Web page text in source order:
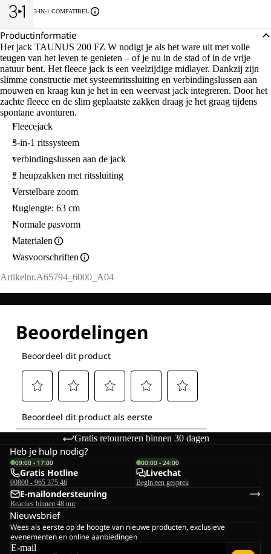
AFBEELDING
OPENEN
IN
VOLLEDIG
SCHERM
ONS
MODEL
170
CM
LANG
EN
DRAAGT
MAAT
M
3-IN-1 COMPATIBEL
Productinformatie
Het jack TAUNUS 200 FZ W nodigt je als het ware uit met volle
teugen van het leven te genieten – of je nu in de stad of in de vrije
natuur bent. Het fleece jack is een veelzijdige midlayer. Dankzij zijn
slimme constructie met systeemritssluiting en verbindingslussen aan
mouwen en kraag kun je het in een weervast jack integreren. Door het
zachte fleece en de slim geplaatste zakken draag je het graag tijdens
spontane avonturen.
Fleecejack
3-in-1 ritssysteem
verbindingslussen aan de jack
2 heupzakken met ritssluiting
Verstelbare zoom
Ruglengte: 63 cm
Normale pasvorm
Materialen
Wasvoorschriften
Artikelnr.A65794_6000_A04
Gratis retourneren binnen 30 dagen
Heb je hulp nodig?
09:00 - 17:00
Gratis Hotline
00800 - 965 375 46
00:00 - 24:00
Livechat
Begin een gesprek
E-mailondersteuning
Reacties binnen 48 uur
Nieuwsbrief
Wees als eerste op de hoogte van nieuwe producten, exclusieve
evenementen en online aanbiedingen
E-mail